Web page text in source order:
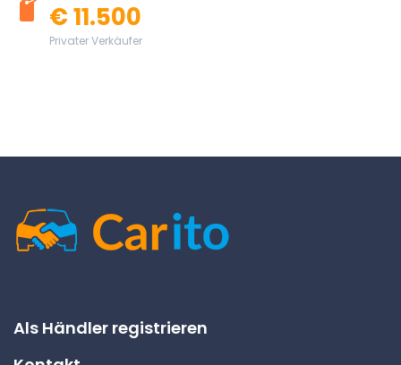
€ 11.500
Privater Verkäufer
Als Händler registrieren